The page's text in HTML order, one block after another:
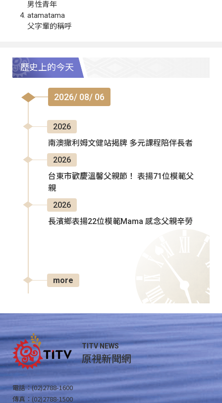
男性青年
atamatama
父字輩的稱呼
歷史上的今天
2026/ 08/ 06
2026
南澳撒利姆文健站揭牌 多元課程陪伴長者
2026
台東市歡慶溫馨父親節！ 表揚71位模範父
親
2026
長濱鄉表揚22位模範Mama 感念父親辛勞
more
TITV NEWS
原視新聞網
電話：(02)2788-1600
傳真：(02)2788-1500